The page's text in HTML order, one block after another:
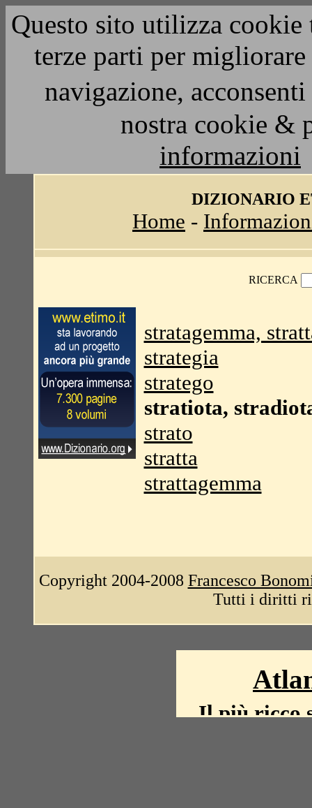
Questo sito utilizza
terze parti per
navigazione,
nostra cookie &
informazioni
DIZIONARIO
Home -
RICERCA
stratagemma,
strategia
stratego
stratiota,
strato
stratta
strattagemma
Copyright 2004-2008 Francesco
Tutti i diritti
Il più ricco